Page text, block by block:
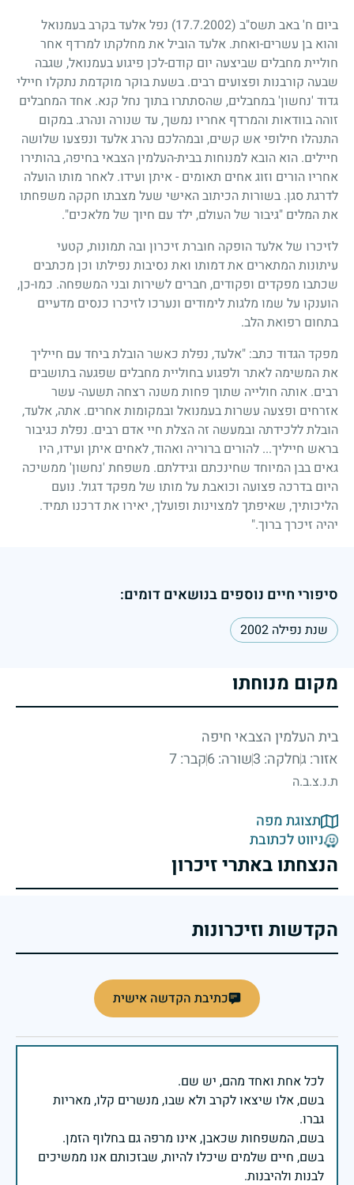
ביום ח' באב תשס"ב (17.7.2002)
נפל אלעד בקרב בעמנואל
והוא בן עשרים-ואחת. אלעד הוביל את מחלקתו למרדף אחר
חוליית מחבלים שביצעה יום קודם-לכן פיגוע בעמנואל, שגבה
שבעה קורבנות ופצועים רבים. בשעת בוקר מוקדמת נתקלו חיילי
גדוד 'נחשון' במחבלים, שהסתתרו בתוך נחל קנא. אחד המחבלים
זוהה בוודאות והמרדף אחריו נמשך, עד שנורה ונהרג. במקום
התנהלו חילופי אש קשים, ובמהלכם נהרג אלעד ונפצעו שלושה
חיילים. הוא הובא למנוחות בבית-העלמין הצבאי בחיפה, בהותירו
אחריו הורים וזוג אחים תאומים - איתן ועידו. לאחר מותו הועלה
לדרגת סגן. בשורות הכיתוב האישי שעל מצבתו חקקה משפחתו
את המלים "גיבור של העולם, ילד עם חיוך של מלאכים".
לזיכרו של אלעד הופקה חוברת זיכרון ובה תמונות, קטעי
עיתונות המתארים את דמותו ואת נסיבות נפילתו וכן מכתבים
שכתבו מפקדים ופקודים, חברים לשירות ובני המשפחה. כמו-כן,
הוענקו על שמו מלגות לימודים ונערכו לזיכרו כנסים מדעיים
בתחום רפואת הלב.
מפקד הגדוד כתב: "אלעד, נפלת כאשר הובלת ביחד עם חייליך
את המשימה לאתר ולפגוע בחוליית מחבלים שפגעה בתושבים
רבים. אותה חולייה שתוך פחות משנה רצחה תשעה- עשר
אזרחים ופצעה עשרות בעמנואל ובמקומות אחרים. אתה, אלעד,
הובלת ללכידתה ובמעשה זה הצלת חיי אדם רבים. נפלת כגיבור
בראש חייליך... להורים ברוריה ואהוד, לאחים איתן ועידו, היו
גאים בבן המיוחד שחינכתם וגידלתם. משפחת 'נחשון' ממשיכה
היום בדרכה פצועה וכואבת על מותו של מפקד דגול. נועם
הליכותיך, שאיפתך למצוינות ופועלך, יאירו את דרכנו תמיד.
יהיה זיכרך ברוך."
סיפורי חיים נוספים בנושאים דומים:
שנת נפילה 2002
מקום מנוחתו
בית העלמין הצבאי חיפה
אזור: גחלקה: 3 שורה: 6 קבר: 7
ת.נ.צ.ב.ה
תצוגת מפה
ניווט לכתובת
הנצחתו באתרי זיכרון
הקדשות וזיכרונות
כתיבת הקדשה אישית
בשם, אלו שיצאו לקרב ולא שבו, מנשרים קלו, מאריות
בשם, חיים שלמים שיכלו להיות, שבזכותם אנו ממשיכים